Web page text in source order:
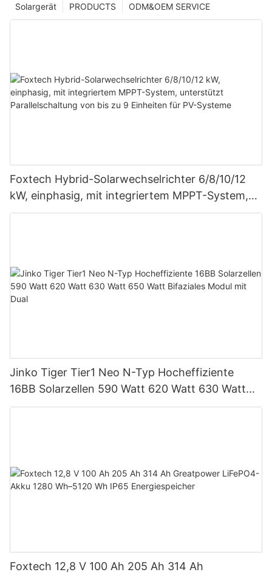
ODM&OEM SERVICE
PRODUCTS
Solargerät
Foxtech Hybrid-Solarwechselrichter 6/8/10/12
kW, einphasig, mit integriertem MPPT-System,
unterstützt Parallelschaltung von bis zu 9
Jinko Tiger Tier1 Neo N-Typ Hocheffiziente
16BB Solarzellen 590 Watt 620 Watt 630 Watt
650 Watt Bifaziales Modul mit Dual
Foxtech 12,8 V 100 Ah 205 Ah 314 Ah